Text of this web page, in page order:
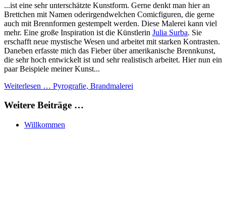
...ist eine sehr unterschätzte Kunstform. Gerne denkt man hier an
Brettchen mit Namen oderirgendwelchen Comicfiguren, die gerne
auch mit Brennformen gestempelt werden. Diese Malerei kann viel
mehr. Eine große Inspiration ist die Künstlerin Julia Surba. Sie
erschafft neue mystische Wesen und arbeitet mit starken Kontrasten.
Daneben erfasste mich das Fieber über amerikanische Brennkunst,
die sehr hoch entwickelt ist und sehr realistisch arbeitet. Hier nun ein
paar Beispiele meiner Kunst...
Weiterlesen … Pyrografie, Brandmalerei
Weitere Beiträge …
Willkommen